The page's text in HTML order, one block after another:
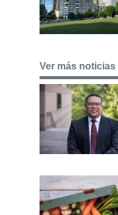
Ver más noticias